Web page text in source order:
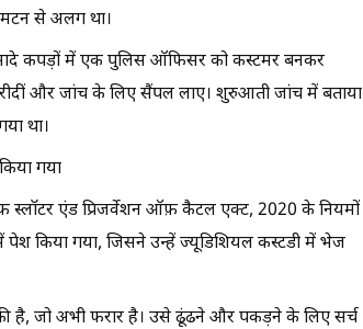
मटन से अलग था।
सादे कपड़ों में एक पुलिस ऑफिसर को कस्टमर बनकर
और जांच के लिए सैंपल लाए। शुरुआती जांच में बताया
था।
गया
स्लॉटर एंड प्रिजर्वेशन ऑफ़ कैटल एक्ट, 2020 के नियमों
पेश किया गया, जिसने उन्हें ज्यूडिशियल कस्टडी में भेज
है, जो अभी फरार है। उसे ढूंढने और पकड़ने के लिए सर्च